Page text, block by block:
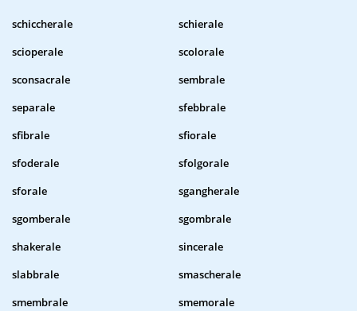
schiccherale
schierale
scioperale
scolorale
sconsacrale
sembrale
separale
sfebbrale
sfibrale
sfiorale
sfoderale
sfolgorale
sforale
sgangherale
sgomberale
sgombrale
shakerale
sincerale
slabbrale
smascherale
smembrale
smemorale